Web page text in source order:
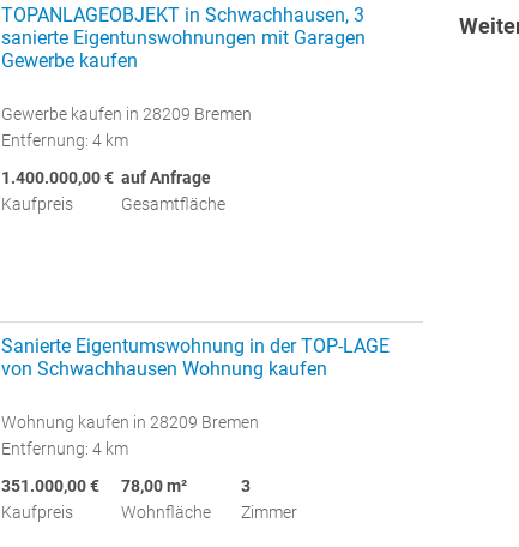
TOPANLAGEOBJEKT in Schwachhausen, 3
sanierte Eigentunswohnungen mit Garagen
Gewerbe kaufen
Gewerbe kaufen in 28209 Bremen
Entfernung: 4 km
1.400.000,00 €
Kaufpreis
auf Anfrage
Gesamtfläche
Sanierte Eigentumswohnung in der TOP-LAGE
von Schwachhausen Wohnung kaufen
Wohnung kaufen in 28209 Bremen
Entfernung: 4 km
351.000,00 €
Kaufpreis
78,00 m²
Wohnfläche
3
Zimmer